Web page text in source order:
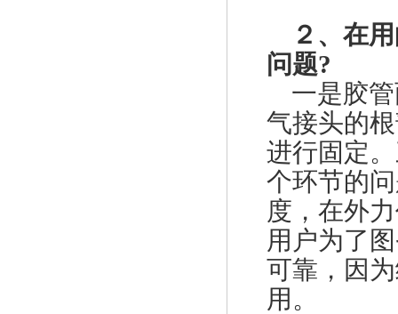
２、在用
问题?
一是胶管
气接头的
进行固定
个环节的
度，在外
用户为了
可靠，因
用。